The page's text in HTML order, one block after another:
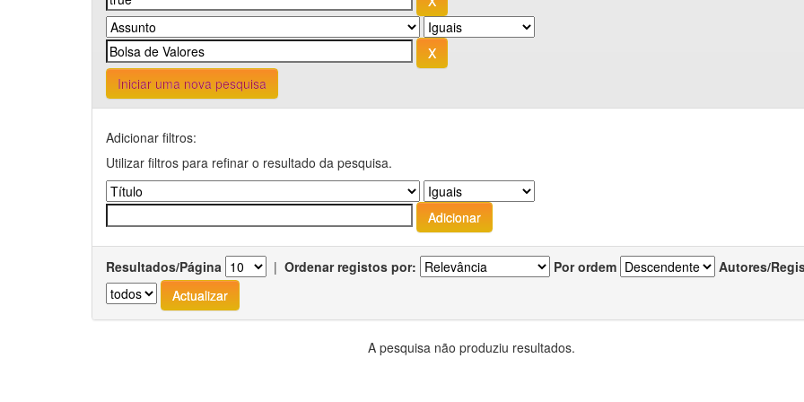
Iniciar uma nova pesquisa
Adicionar filtros:
Utilizar filtros para refinar o resultado da pesquisa.
Resultados/Página | Ordenar registos por: Por ordem Autores/
A pesquisa não produziu resultados.